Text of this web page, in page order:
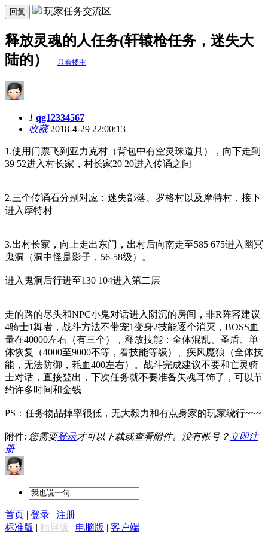
回复 玩家任务交流区
释放灵魂的人任务(轩辕枪任务，迷失大
陆的）
只看楼主
1 qg12334567
收藏2018-4-29 22:00:13
1.使用门票飞到亚力克村（背包中有空灵珠道具），向下走到
39 52进入村长家，村长家20 20进入传诵之间
2.三个传诵石分别对应：迷失部落、罗格村以及摩特村，接下
进入摩特村
3.出村长家，向上走出东门，出村后向南走至585 675进入幽冥
鬼洞（洞中怪是影子，56-58级）。
进入鬼洞后行进至130 104进入第二层
走的路的尽头和NPC小鬼对话进入阴沉的房间，非R阵容建议
4骑士1舞者，战斗方法不带宠1变身2技能逐个消灭，BOSS血
量在40000左右（有三个），释放技能：全体混乱、圣盾、单
体恢复（4000至9000不等，看技能等级）、疾风魔狼（全体技
能，无法防御，耗血400左右）。战斗完成建议不要和亡灵骑
士对话，直接登出，下次任务就不要准备失魂耳饰了，可以节
约许多时间和金钱
PS：任务物品掉率很低，无大毅力和有点身家的玩家绕行~~~
附件: 您需要登录才可以下载或查看附件。没有帐号？ 立即注
册
首页 | 登录 | 注册
标准版 | 触屏版 | 电脑版 | 客户端